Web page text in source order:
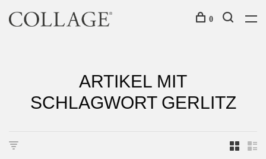
0
ARTIKEL MIT
SCHLAGWORT GERLITZ